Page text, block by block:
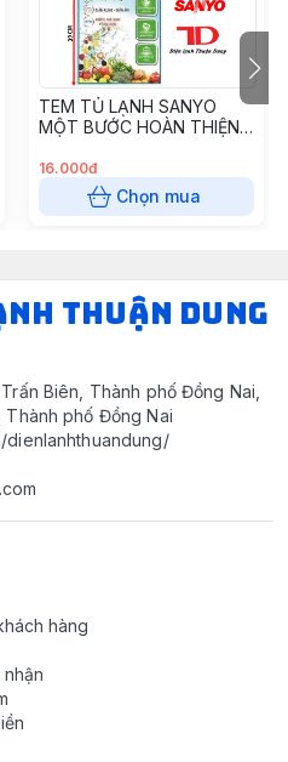
TEM TỦ LẠNH SANYO
MỘT BƯỚC HOÀN THIỆN
16.000đ
Chọn mua
THUẬN DUNG
Biên, Thành phố Đồng Nai,
Thành phố Đồng Nai
hàng